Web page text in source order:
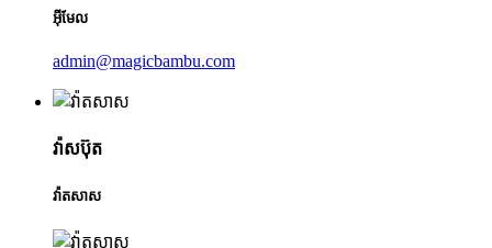
អ៊ីមែល
admin@magicbambu.com
វ៉ាសប៊ុត
វ៉ាតសាស